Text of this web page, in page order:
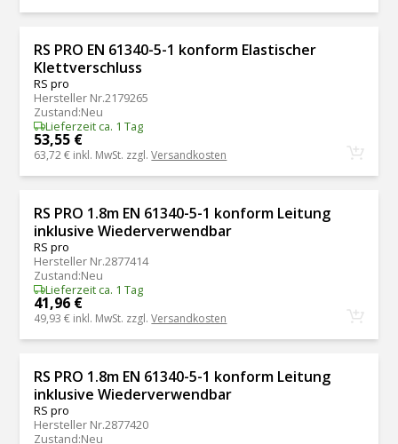
RS PRO EN 61340-5-1 konform Elastischer
Klettverschluss
RS pro
Hersteller Nr.2179265
Zustand:Neu
Lieferzeit ca. 1 Tag
53,55 €
63,72 € inkl. MwSt. zzgl.Versandkosten
RS PRO 1.8m EN 61340-5-1 konform Leitung
inklusive Wiederverwendbar
RS pro
Hersteller Nr.2877414
Zustand:Neu
Lieferzeit ca. 1 Tag
41,96 €
49,93 € inkl. MwSt. zzgl.Versandkosten
RS PRO 1.8m EN 61340-5-1 konform Leitung
inklusive Wiederverwendbar
RS pro
Hersteller Nr.2877420
Zustand:Neu